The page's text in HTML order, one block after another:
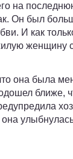
на
Он был
И как
женщину
она была
ближе,